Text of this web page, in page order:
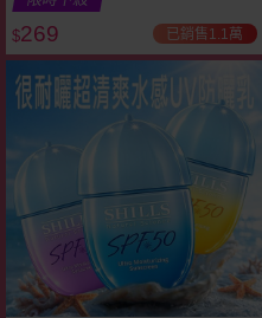
$269 已銷售1.1萬